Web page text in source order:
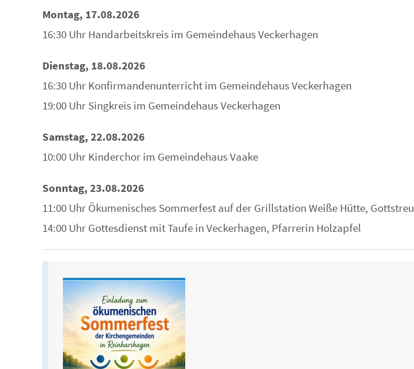
Montag, 17.08.2026
16:30 Uhr Handarbeitskreis im Gemeindehaus Veckerhagen
Dienstag, 18.08.2026
16:30 Uhr Konfirmandenunterricht im Gemeindehaus Veckerhagen
19:00 Uhr Singkreis im Gemeindehaus Veckerhagen
Samstag, 22.08.2026
10:00 Uhr Kinderchor im Gemeindehaus Vaake
Sonntag, 23.08.2026
11:00 Uhr Ökumenisches Sommerfest auf der Grillstation Weiße Hütte, Gottstreu
14:00 Uhr Gottesdienst mit Taufe in Veckerhagen, Pfarrerin Holzapfel